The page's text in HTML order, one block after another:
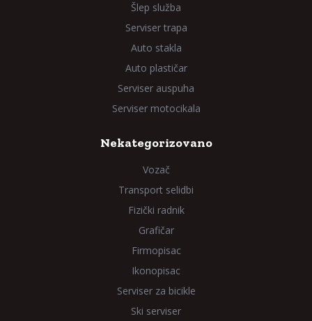
Šlep služba
Serviser trapa
Auto stakla
Auto plastičar
Serviser auspuha
Serviser motocikala
Nekategorizovano
Vozač
Transport selidbi
Fizički radnik
Grafičar
Firmopisac
Ikonopisac
Serviser za bicikle
Ski serviser